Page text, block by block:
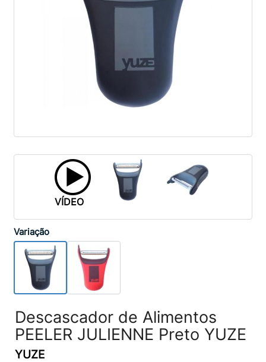
VÍDEO
Variação
Descascador de Alimentos
PEELER JULIENNE Preto YUZE
YUZE